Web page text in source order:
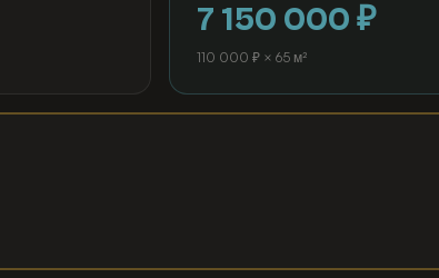
7 150 000 ₽
110 000 ₽ × 65 м²